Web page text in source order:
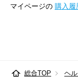
マイページの 購入履
総合TOP ヘ